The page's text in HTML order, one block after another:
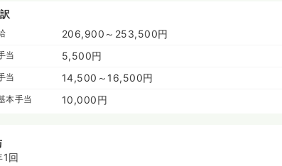
206,900～253,500円
当 5,500円
当 14,500～16,500円
本手当 10,000円
1回